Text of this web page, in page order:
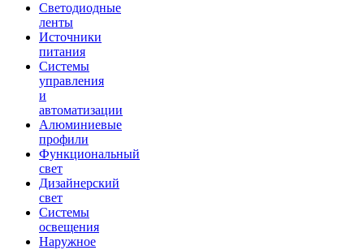
Светодиодные
ленты
Источники
питания
Системы
управления
и
автоматизации
Алюминиевые
профили
Функциональный
свет
Дизайнерский
свет
Системы
освещения
Наружное